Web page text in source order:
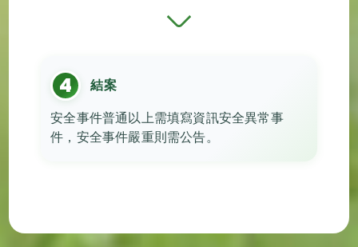
4 結案
安全事件普通以上需填寫資訊安全異常事
件，安全事件嚴重則需公告。